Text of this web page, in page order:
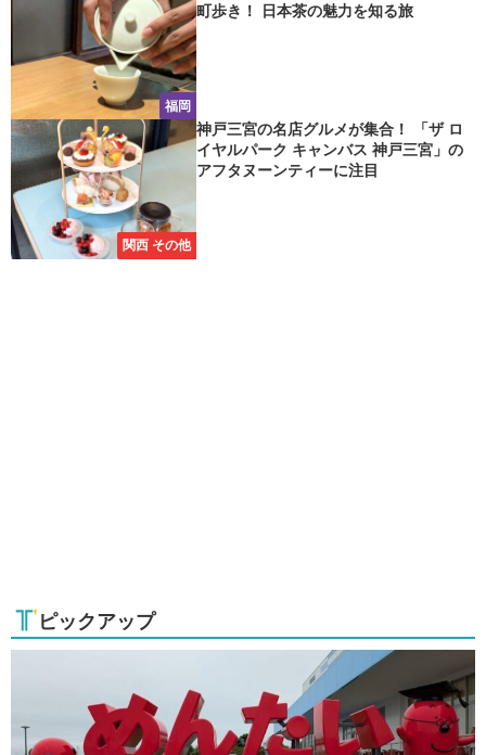
福岡
町歩き！ 日本茶の魅力を知る旅
関西 その他
神戸三宮の名店グルメが集合！ 「ザ ロ
イヤルパーク キャンバス 神戸三宮」の
アフタヌーンティーに注目
ピックアップ